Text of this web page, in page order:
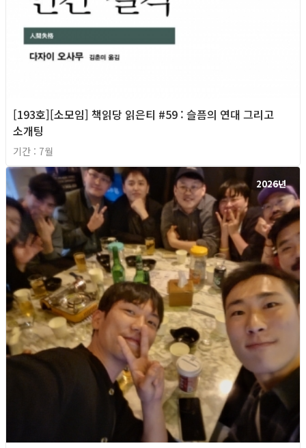
[193호][소모임] 책읽당 읽은티 #59 : 슬픔의 연대 그리고
소개팅
기간 : 7월
2026년